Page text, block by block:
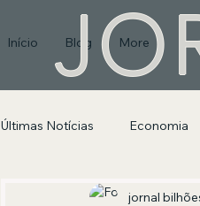
Início Blog More
Últimas Notícias Economia
Segurança Pública e Social
jornal